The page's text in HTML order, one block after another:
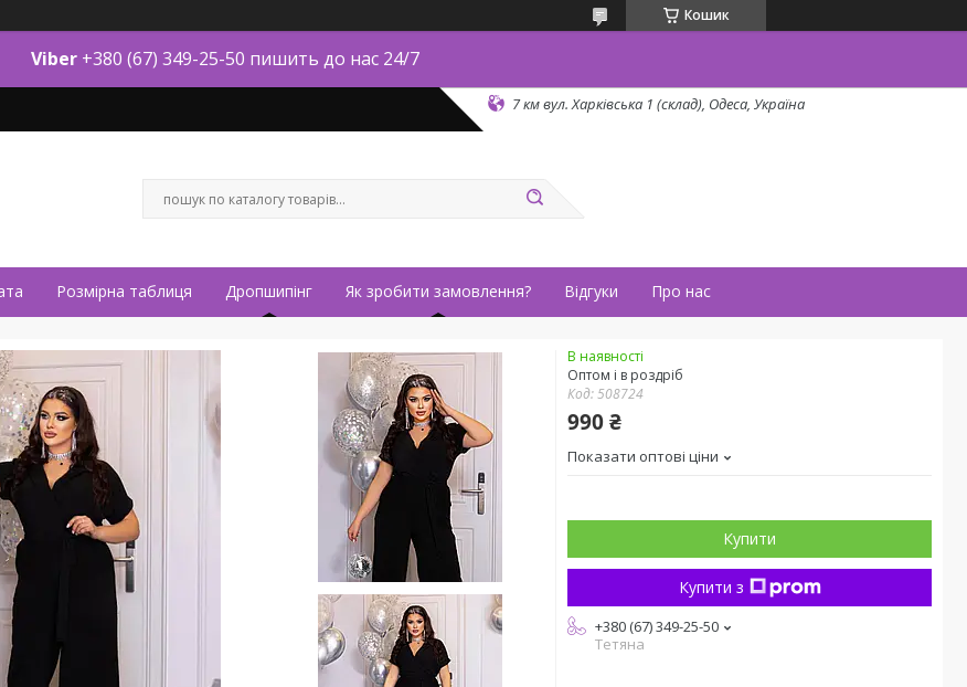
Кошик
Viber +380 (67) 349-25-50 пишить до нас 24/7
7 км вул. Харківська 1 (склад), Одеса, Україна
Розмірна таблиця Дропшипінг Як зробити замовлення? Відгуки Про нас
В наявності
Оптом і в роздріб
Код:508724
990 ₴
Показати оптові ціни
Купити
Купити з
+380 (67) 349-25-50
Тетяна